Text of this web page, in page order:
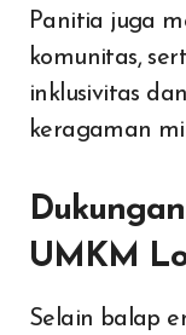
Panitia juga
komunitas,
inklusivitas
keragaman
UMKM
Selain balap